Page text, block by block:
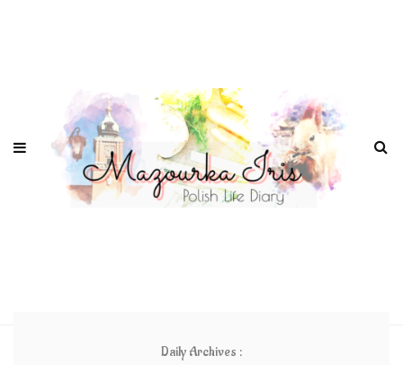
Daily Archives :